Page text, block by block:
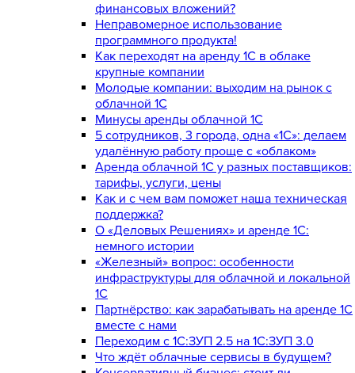
финансовых вложений?
Неправомерное использование
программного продукта!
Как переходят на аренду 1С в облаке
крупные компании
Молодые компании: выходим на рынок с
облачной 1С
Минусы аренды облачной 1С
5 сотрудников, 3 города, одна «1С»: делаем
удалённую работу проще с «облаком»
Аренда облачной 1С у разных поставщиков:
тарифы, услуги, цены
Как и с чем вам поможет наша техническая
поддержка?
О «Деловых Решениях» и аренде 1С:
немного истории
«Железный» вопрос: особенности
инфраструктуры для облачной и локальной
1С
Партнёрство: как зарабатывать на аренде 1С
вместе с нами
Переходим с 1С:ЗУП 2.5 на 1С:ЗУП 3.0
Что ждёт облачные сервисы в будущем?